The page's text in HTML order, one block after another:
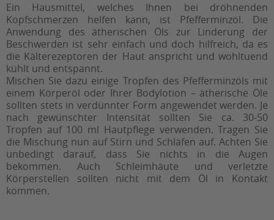
Ein Hausmittel, welches Ihnen bei dröhnenden
Kopfschmerzen helfen kann, ist Pfefferminzöl. Die
Anwendung des ätherischen Öls zur Linderung der
Beschwerden ist sehr einfach und doch hilfreich, da es
die Kälterezeptoren der Haut anspricht und wohltuend
kühlt und entspannt.
Mischen Sie dazu einige Tropfen des Pfefferminzöls mit
einem Körperöl oder Ihrer Bodylotion – ätherische Öle
sollten stets in verdünnter Form angewendet werden. Je
nach gewünschter Intensität sollten Sie ca. 30-50
Tropfen auf 100 ml Hautpflege verwenden. Tragen Sie
die Mischung nun auf Stirn und Schläfen auf. Achten Sie
unbedingt darauf, dass Sie nichts in die Augen
bekommen. Auch Schleimhäute und verletzte
Körperstellen sollten nicht mit dem Öl in Kontakt
kommen.